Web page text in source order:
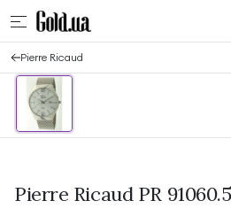
Pierre Ricaud
Pierre Ricaud PR